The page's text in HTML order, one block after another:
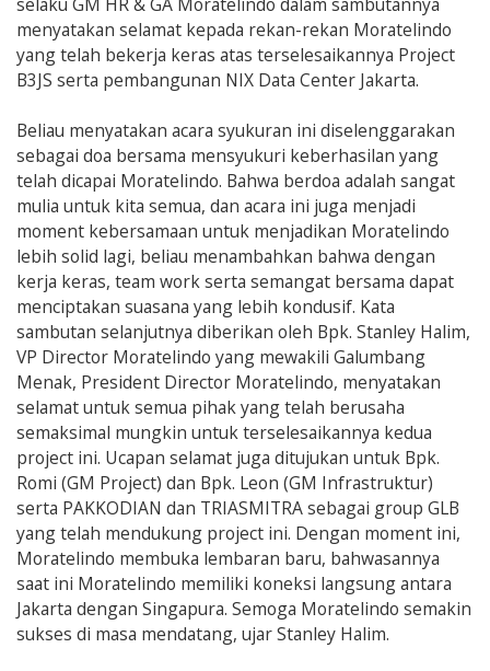
menyatakan selamat kepada rekan-rekan Moratelindo
yang telah bekerja keras atas terselesaikannya Project
B3JS serta pembangunan NIX Data Center Jakarta.
Beliau menyatakan acara syukuran ini diselenggarakan
sebagai doa bersama mensyukuri keberhasilan yang
telah dicapai Moratelindo. Bahwa berdoa adalah sangat
mulia untuk kita semua, dan acara ini juga menjadi
moment kebersamaan untuk menjadikan Moratelindo
lebih solid lagi, beliau menambahkan bahwa dengan
kerja keras, team work serta semangat bersama dapat
menciptakan suasana yang lebih kondusif. Kata
sambutan selanjutnya diberikan oleh Bpk. Stanley Halim,
VP Director Moratelindo yang mewakili Galumbang
Menak, President Director Moratelindo, menyatakan
selamat untuk semua pihak yang telah berusaha
semaksimal mungkin untuk terselesaikannya kedua
project ini. Ucapan selamat juga ditujukan untuk Bpk.
Romi (GM Project) dan Bpk. Leon (GM Infrastruktur)
serta PAKKODIAN dan TRIASMITRA sebagai group GLB
yang telah mendukung project ini. Dengan moment ini,
Moratelindo membuka lembaran baru, bahwasannya
saat ini Moratelindo memiliki koneksi langsung antara
Jakarta dengan Singapura. Semoga Moratelindo semakin
sukses di masa mendatang, ujar Stanley Halim.